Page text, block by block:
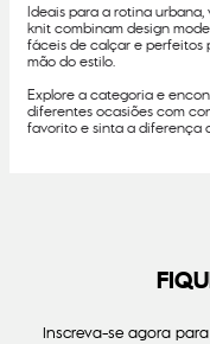
Ideais para a rotina urbana,
knit combinam design
fáceis de calçar e perfeitos
mão do estilo.
Explore a categoria e
diferentes ocasiões com
favorito e sinta a diferença
Inscreva-se agora